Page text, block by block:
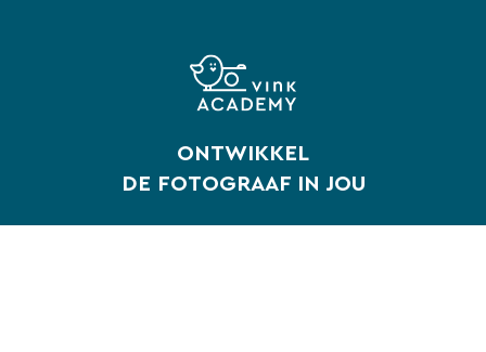
ONTWIKKEL
DE FOTOGRAAF IN JOU